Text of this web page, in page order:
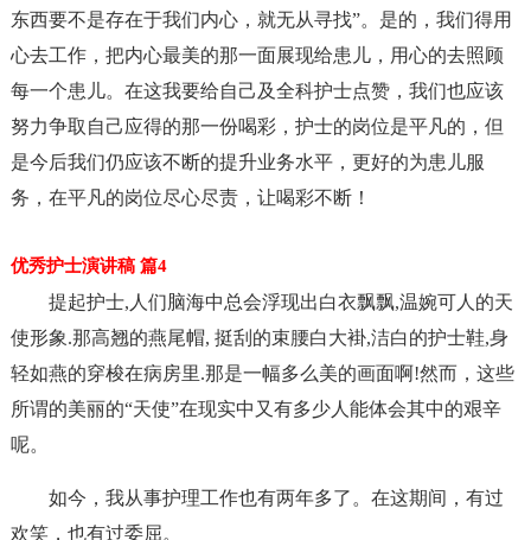
东西要不是存在于我们内心，就无从寻找”。是的，我们得用
心去工作，把内心最美的那一面展现给患儿，用心的去照顾
每一个患儿。在这我要给自己及全科护士点赞，我们也应该
努力争取自己应得的那一份喝彩，护士的岗位是平凡的，但
是今后我们仍应该不断的提升业务水平，更好的为患儿服
务，在平凡的岗位尽心尽责，让喝彩不断！
优秀护士演讲稿 篇4
提起护士,人们脑海中总会浮现出白衣飘飘,温婉可人的天
使形象.那高翘的燕尾帽, 挺刮的束腰白大褂,洁白的护士鞋,身
轻如燕的穿梭在病房里.那是一幅多么美的画面啊!然而，这些
所谓的美丽的“天使”在现实中又有多少人能体会其中的艰辛
呢。
如今，我从事护理工作也有两年多了。在这期间，有过
欢笑，也有过委屈。